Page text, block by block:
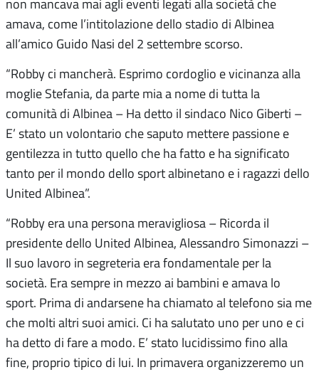
non mancava mai agli eventi legati alla società che
amava, come l’intitolazione dello stadio di Albinea
all’amico Guido Nasi del 2 settembre scorso.
“Robby ci mancherà. Esprimo cordoglio e vicinanza alla
moglie Stefania, da parte mia a nome di tutta la
comunità di Albinea – Ha detto il sindaco Nico Giberti –
E’ stato un volontario che saputo mettere passione e
gentilezza in tutto quello che ha fatto e ha significato
tanto per il mondo dello sport albinetano e i ragazzi dello
United Albinea”.
“Robby era una persona meravigliosa – Ricorda il
presidente dello United Albinea, Alessandro Simonazzi –
Il suo lavoro in segreteria era fondamentale per la
società. Era sempre in mezzo ai bambini e amava lo
sport. Prima di andarsene ha chiamato al telefono sia me
che molti altri suoi amici. Ci ha salutato uno per uno e ci
ha detto di fare a modo. E’ stato lucidissimo fino alla
fine, proprio tipico di lui. In primavera organizzeremo un